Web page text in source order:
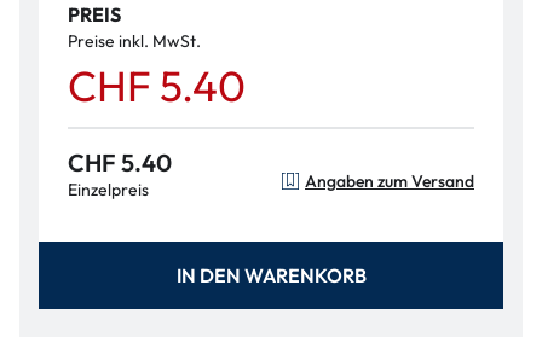
PREIS
Preise inkl. MwSt.
CHF 5.40
CHF 5.40
Einzelpreis Angaben zum Versand
IN DEN WARENKORB